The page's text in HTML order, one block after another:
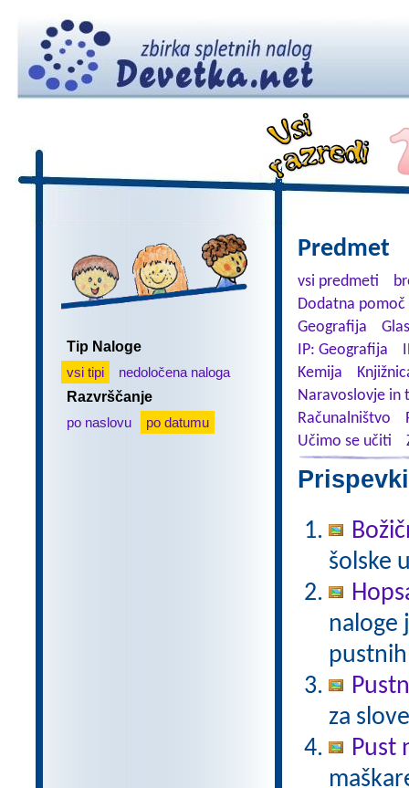
Tip Naloge
vsi tipi
nedoločena naloga
Razvrščanje
po naslovu
po datumu
Predmet
vsi predmeti
Dodatna
Geografija
IP: Geografija
Kemija
Naravoslovje in
Računalništvo
Učimo se učiti
šolske
naloge
za
Pust